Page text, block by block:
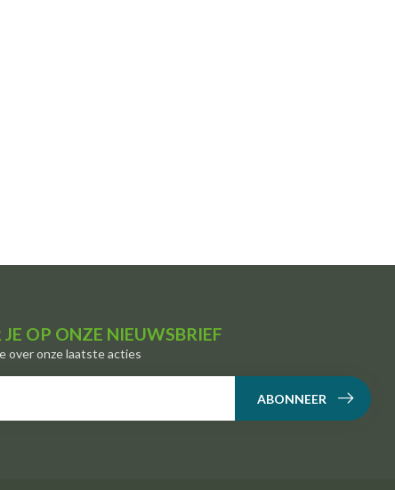
OP ONZE NIEUWSBRIEF
over onze laatste acties
ABONNEER